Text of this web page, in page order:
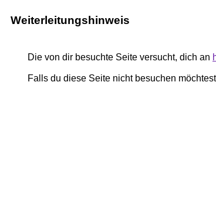
Weiterleitungshinweis
Die von dir besuchte Seite versucht, dich an
Falls du diese Seite nicht besuchen